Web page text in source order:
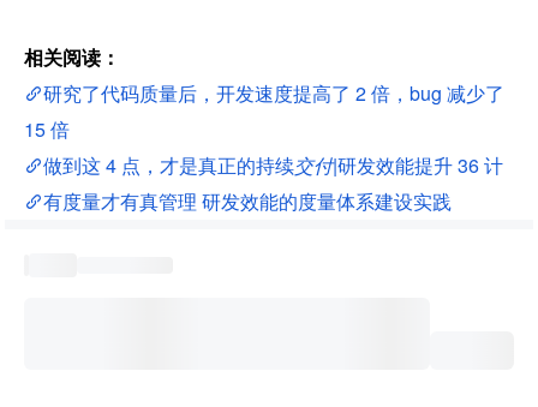
相关阅读：
研究了代码质量后，开发速度提高了 2 倍，bug 减少了
15 倍
做到这 4 点，才是真正的持续交付|研发效能提升 36 计
有度量才有真管理 研发效能的度量体系建设实践